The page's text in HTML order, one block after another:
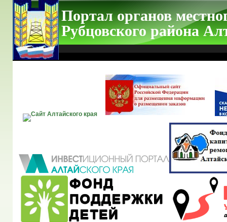
Портал органов
Рубцовского района